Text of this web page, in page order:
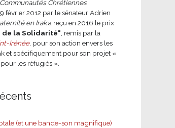
Chrétiennes
février 2012 par le sénateur Adrien
en Iraka reçu en 2016 le prix
de la Solidarité" , remis par la
Irénée, pour son action envers les
et spécifiquement pour son projet «
les réfugiés ».
(et une bande-son magnifique)